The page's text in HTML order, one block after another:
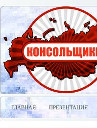
ГЛАВНАЯ ПРЕЗЕНТАЦИЯ